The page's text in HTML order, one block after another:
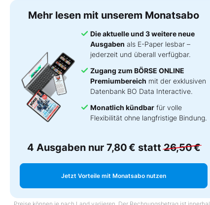
Mehr lesen mit unserem Monatsabo
Die aktuelle und 3 weitere neue
Ausgaben als E-Paper lesbar –
jederzeit und überall verfügbar.
Zugang zum BÖRSE ONLINE
Premiumbereich mit der exklusiven
Datenbank BO Data Interactive.
Monatlich kündbar für volle
Flexibilität ohne langfristige Bindung.
4 Ausgaben nur 7,80 € statt26,50 €
Jetzt Vorteile mit Monatsabo nutzen